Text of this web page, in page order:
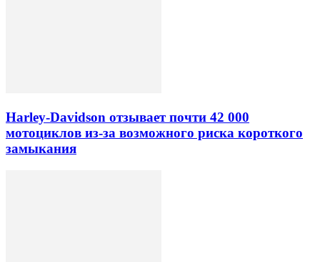
Harley-Davidson отзывает почти 42 000
мотоциклов из-за возможного риска короткого
замыкания